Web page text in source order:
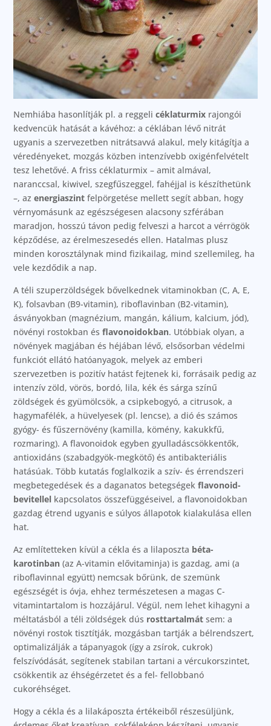
Nemhiába hasonlítják pl. a reggelicéklaturmix rajongói
kedvencük hatását a kávéhoz: a céklában lévő nitrát
ugyanis a szervezetben nitrátsavvá alakul, mely kitágítja a
véredényeket, mozgás közben intenzívebb oxigénfelvételt
tesz lehetővé. A friss céklaturmix – amit almával,
naranccsal, kiwivel, szegfűszeggel, fahéjjal is készíthetünk
–, azenergiaszintfelpörgetése mellett segít abban, hogy
vérnyomásunk az egészségesen alacsony szférában
maradjon, hosszú távon pedig felveszi a harcot a vérrögök
képződése, az érelmeszesedés ellen. Hatalmas plusz
minden korosztálynak mind fizikailag, mind szellemileg, ha
vele kezdődik a nap.
A téli szuperzöldségek bővelkednek vitaminokban (C, A, E,
K), folsavban (B9-vitamin), riboflavinban (B2-vitamin),
ásványokban (magnézium, mangán, kálium, kalcium, jód),
növényi rostokban ésflavonoidokban. Utóbbiak olyan, a
növények magjában és héjában lévő, elsősorban védelmi
funkciót ellátó hatóanyagok, melyek az emberi
szervezetben is pozitív hatást fejtenek ki, forrásaik pedig az
intenzív zöld, vörös, bordó, lila, kék és sárga színű
zöldségek és gyümölcsök, a csipkebogyó, a citrusok, a
hagymafélék, a hüvelyesek (pl. lencse), a dió és számos
gyógy- és fűszernövény (kamilla, kömény, kakukkfű,
rozmaring). A flavonoidok egyben gyulladáscsökkentők,
antioxidáns (szabadgyök-megkötő) és antibakteriális
hatásúak. Több kutatás foglalkozik a szív- és érrendszeri
megbetegedések és a daganatos betegségekflavonoid-
bevitellel kapcsolatos összefüggéseivel, a flavonoidokban
gazdag étrend ugyanis e súlyos állapotok kialakulása ellen
hat.
Az említetteken kívül a cékla és a lilaposzta béta-
karotinban (az A-vitamin elővitaminja) is gazdag, ami (a
riboflavinnal együtt) nemcsak bőrünk, de szemünk
egészségét is óvja, ehhez természetesen a magas C-
vitamintartalom is hozzájárul. Végül, nem lehet kihagyni a
méltatásból a téli zöldségek dús rosttartalmátsem: a
növényi rostok tisztítják, mozgásban tartják a bélrendszert,
optimalizálják a tápanyagok (így a zsírok, cukrok)
felszívódását, segítenek stabilan tartani a vércukorszintet,
csökkentik az éhségérzetet és a fel- fellobbanó
cukoréhséget.
Hogy a cékla és a lilakáposzta értékeiből részesüljünk,